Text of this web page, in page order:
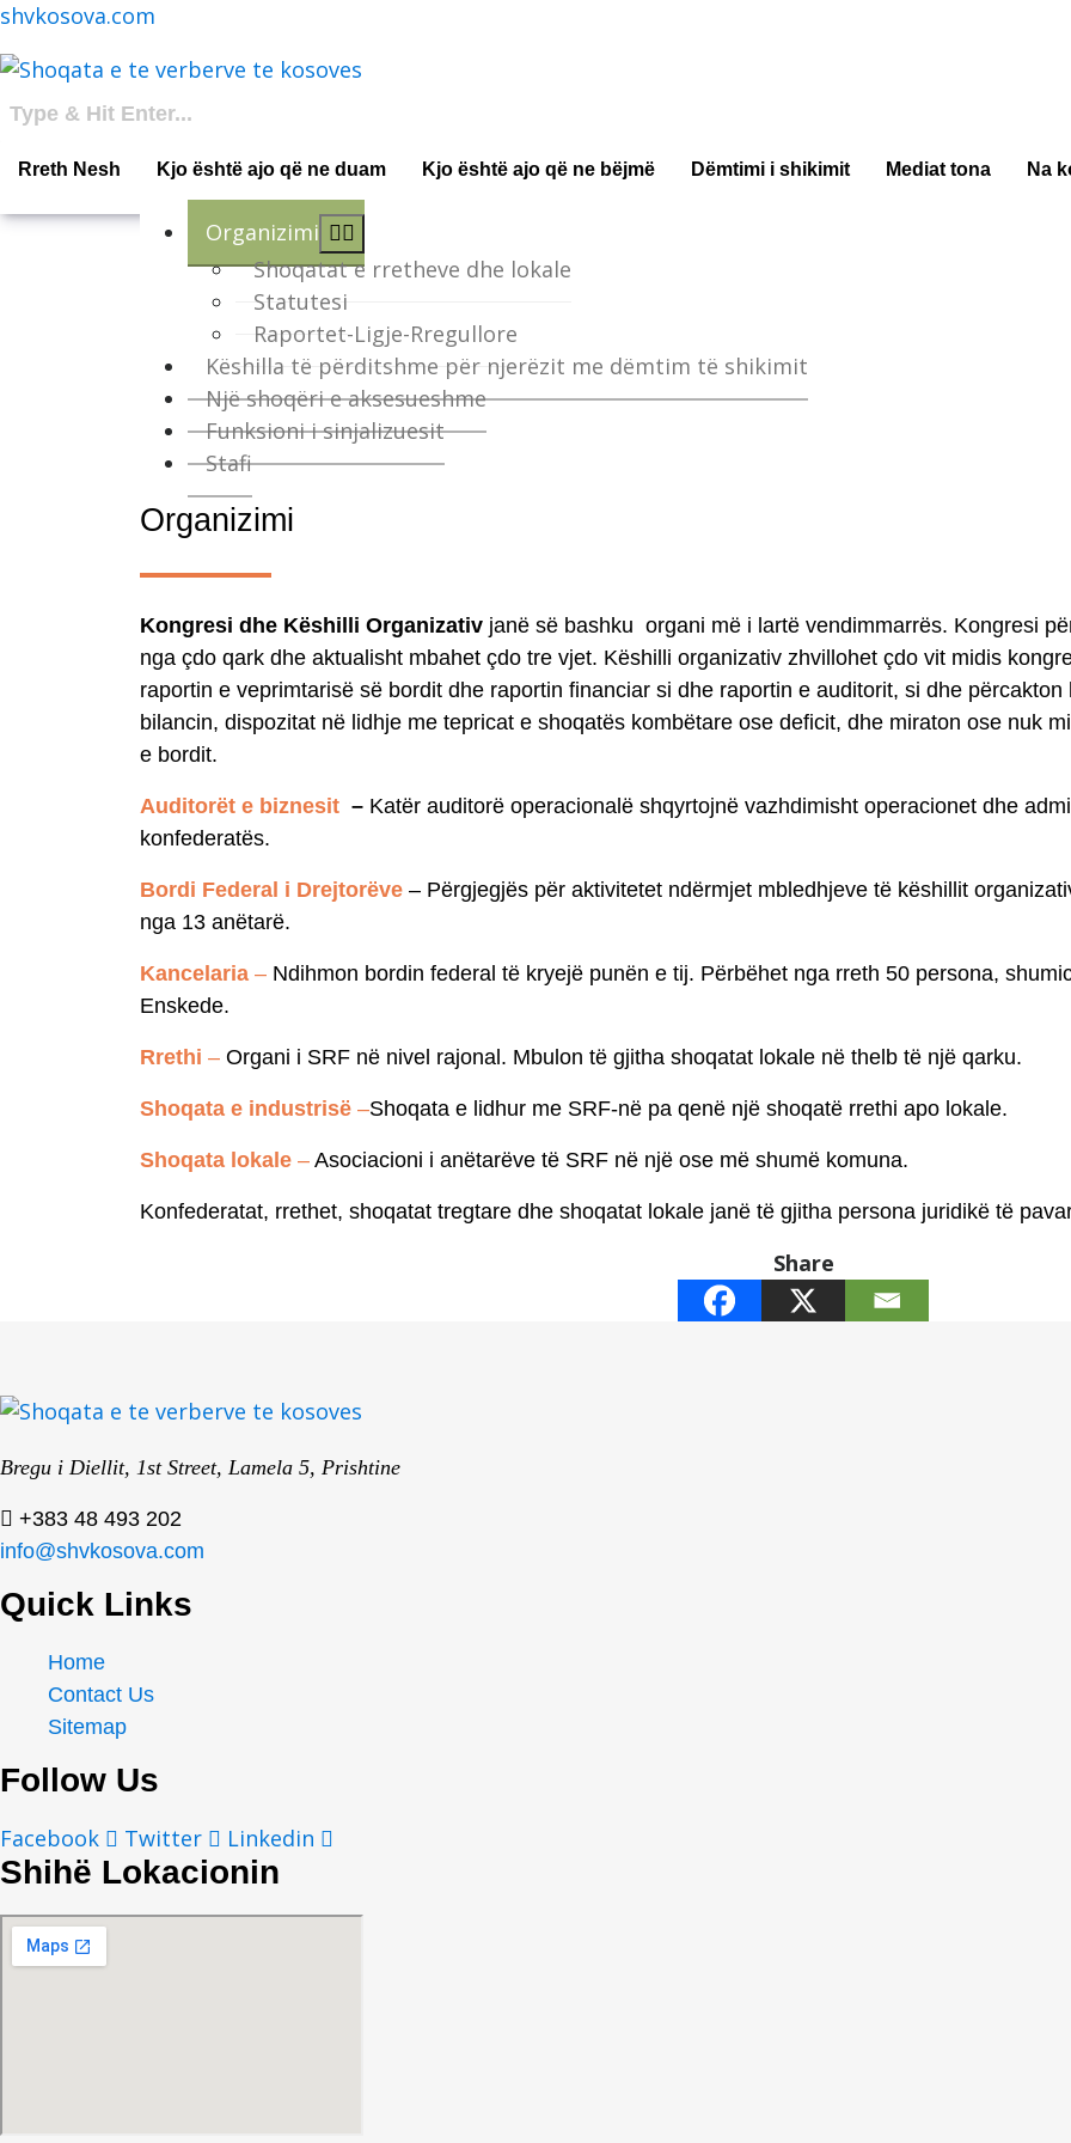
shvkosova.com
Rreth Nesh Kjo është ajo që ne duam Kjo është ajo që ne bëjmë Dëmtimi i shikimit Mediat tona Na
Organizimi
Shoqatat e rretheve dhe lokale
Statutesi
Raportet-Ligje-Rregullore
Këshilla të përditshme për njerëzit me dëmtim të shikimit
Një shoqëri e aksesueshme
Funksioni i sinjalizuesit
Stafi
Organizimi
Kongresi dhe Këshilli Organizativ janë së bashku organi më i lartë vendimmarrës. Kongresi
nga çdo qark dhe aktualisht mbahet çdo tre vjet. Këshilli organizativ zhvillohet çdo vit midis
raportin e veprimtarisë së bordit dhe raportin financiar si dhe raportin e auditorit, si dhe
bilancin, dispozitat në lidhje me tepricat e shoqatës kombëtare ose deficit, dhe miraton ose nuk
e bordit.
Auditorët e biznesit – Katër auditorë operacionalë shqyrtojnë vazhdimisht operacionet dhe
konfederatës.
Bordi Federal i Drejtorëve – Përgjegjës për aktivitetet ndërmjet mbledhjeve të këshillit
nga 13 anëtarë.
Kancelaria – Ndihmon bordin federal të kryejë punën e tij. Përbëhet nga rreth 50 persona,
Enskede.
Rrethi – Organi i SRF në nivel rajonal. Mbulon të gjitha shoqatat lokale në thelb të një qarku.
Shoqata e industrisë –Shoqata e lidhur me SRF-në pa qenë një shoqatë rrethi apo lokale.
Shoqata lokale – Asociacioni i anëtarëve të SRF në një ose më shumë komuna.
Konfederatat, rrethet, shoqatat tregtare dhe shoqatat lokale janë të gjitha persona juridikë të
Share
Bregu i Diellit, 1st Street, Lamela 5, Prishtine
+383 48 493 202
info@shvkosova.com
Quick Links
Home
Contact Us
Sitemap
Follow Us
Facebook Twitter Linkedin
Shihë Lokacionin